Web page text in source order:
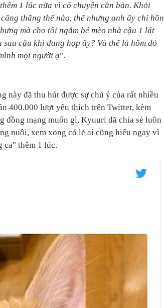
1 lúc nữa vì có chuyện cần bàn. Khỏi
thẳng thế nào, thế nhưng anh ấy chỉ hồn
mà cho tôi ngắm bé mèo nhà cậu 1 lát
cậu khi đang họp ấy? Và thế là hôm đó
mọi người ạ".
này đã thu hút được sự chú ý của rất nhiều
400.000 lượt yêu thích trên Twitter, kèm
đồng mạng muốn gì, Kyuuri đã chia sẻ luôn
nuôi, xem xong có lẽ ai cũng hiểu ngay vì
ca" thêm 1 lúc.